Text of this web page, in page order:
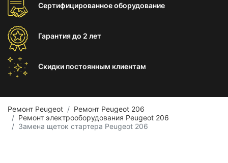
Сертифицированноеоборудование
Гарантиядо 2 лет
Скидки постоянным клиентам
Ремонт Peugeot
Ремонт Peugeot 206
Ремонт электрооборудования Peugeot 206
Замена щеток стартера Peugeot 206